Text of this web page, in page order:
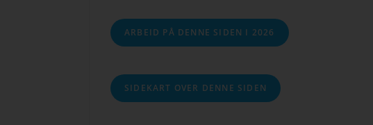
ARBEID PÅ DENNE SIDEN I 2026
SIDEKART OVER DENNE SIDEN